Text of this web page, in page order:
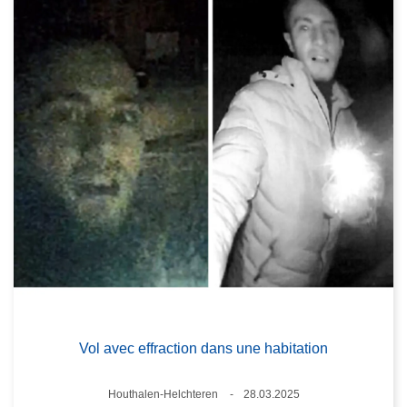
Vol avec effraction dans une habitation
Lieux
Houthalen-Helchteren
28.03.2025